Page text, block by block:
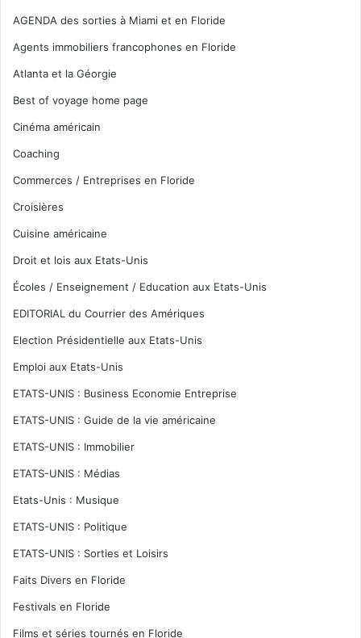
AGENDA des sorties à Miami et en Floride
Agents immobiliers francophones en Floride
Atlanta et la Géorgie
Best of voyage home page
Cinéma américain
Coaching
Commerces / Entreprises en Floride
Croisières
Cuisine américaine
Droit et lois aux Etats-Unis
Écoles / Enseignement / Education aux Etats-Unis
EDITORIAL du Courrier des Amériques
Election Présidentielle aux Etats-Unis
Emploi aux Etats-Unis
ETATS-UNIS : Business Economie Entreprise
ETATS-UNIS : Guide de la vie américaine
ETATS-UNIS : Immobilier
ETATS-UNIS : Médias
Etats-Unis : Musique
ETATS-UNIS : Politique
ETATS-UNIS : Sorties et Loisirs
Faits Divers en Floride
Festivals en Floride
Films et séries tournés en Floride